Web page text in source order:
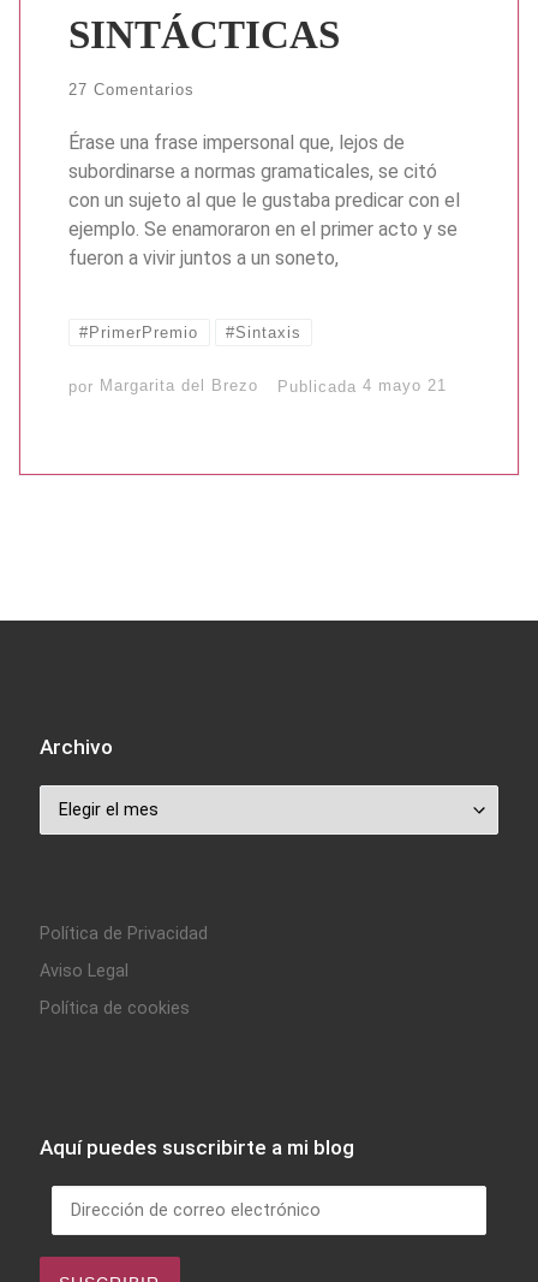
SINTÁCTICAS
27 Comentarios
Érase una frase impersonal que, lejos de
subordinarse a normas gramaticales, se citó
con un sujeto al que le gustaba predicar con el
ejemplo. Se enamoraron en el primer acto y se
fueron a vivir juntos a un soneto,
#PrimerPremio #Sintaxis
por Margarita del Brezo Publicada 4 mayo 21
Archivo
Archivo
Política de Privacidad
Aviso Legal
Política de cookies
Aquí puedes suscribirte a mi blog
Dirección de correo electrónico